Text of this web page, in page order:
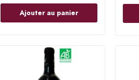
Ajouter au panier